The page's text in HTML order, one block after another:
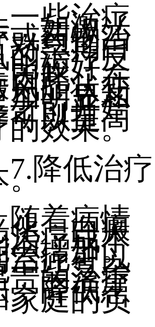
治疗
，如激光
或药物治
对早期白
的治疗反
比较好
因此，在
风症状变
加明显和
之前开始
可以提高
的效果。
低治疗
。
病情
化，白癜
治疗成本
会增加。
治疗可以
一些复杂
贵的治疗
，降低患
家庭的负